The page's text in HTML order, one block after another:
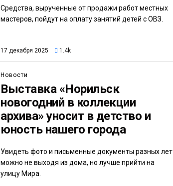
Средства, вырученные от продажи работ местных
мастеров, пойдут на оплату занятий детей с ОВЗ.
17 декабря 2025 1.4k
Новости
Выставка «Норильск
новогодний в коллекции
архива» уносит в детство и
юность нашего города
Увидеть фото и письменные документы разных лет
можно не выходя из дома, но лучше прийти на
улицу Мира.